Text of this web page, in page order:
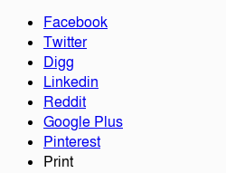
Facebook
Twitter
Digg
Linkedin
Reddit
Google Plus
Pinterest
Print